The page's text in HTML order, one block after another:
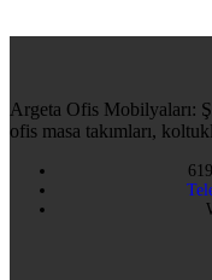
Argeta Ofis Mobilyaları:
ofis masa takımları,